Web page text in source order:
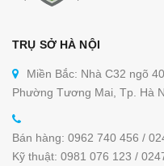
TRỤ SỞ HÀ NỘI
Miền Bắc: Nhà C32 ngõ
Phường Tương Mai, Tp. Hà
Bán hàng: 0962 740 456 /
Kỹ thuật: 0981 076 123 /